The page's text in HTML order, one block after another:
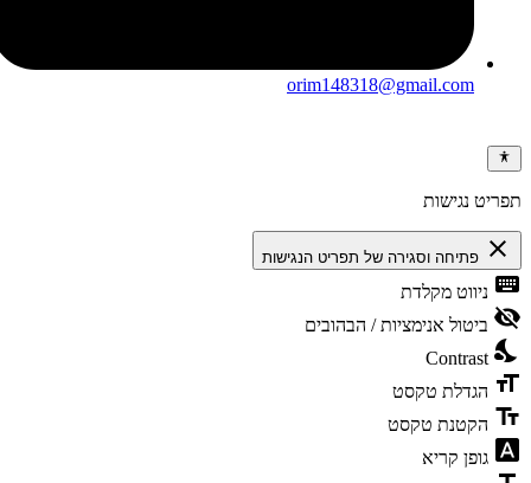
orim148318@gmail.com
תפריט נגישות
close פתיחה וסגירה של תפריט הנגישות
keyboard ניווט מקלדת
visibility_off ביטול אנימציות / הבהובים
nights_stay
Contrast
format_size הגדלת טקסט
text_fields הקטנת טקסט
font_download גופן קריא